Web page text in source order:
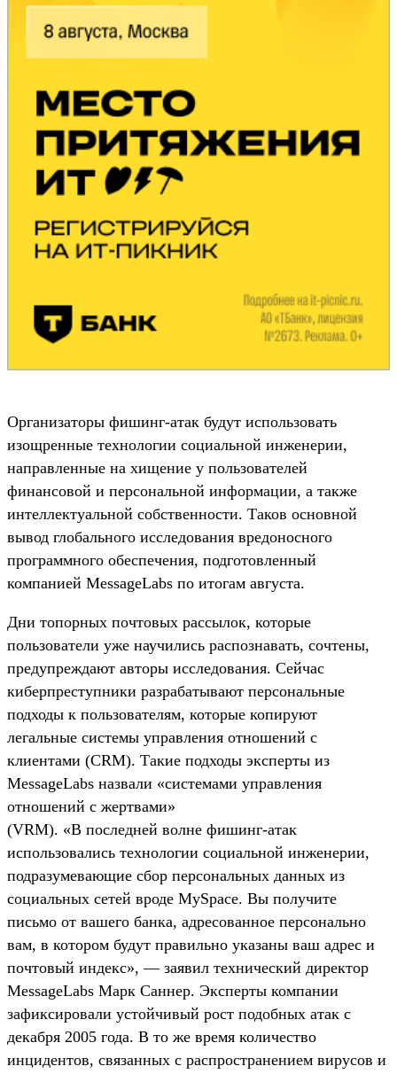
Организаторы фишинг-атак будут использовать
изощренные технологии социальной инженерии,
направленные на хищение у пользователей
финансовой и персональной информации, а также
интеллектуальной собственности. Таков основной
вывод глобального исследования вредоносного
программного обеспечения, подготовленный
компанией MessageLabs по итогам августа.
Дни топорных почтовых рассылок, которые
пользователи уже научились распознавать, сочтены,
предупреждают авторы исследования. Сейчас
киберпреступники разрабатывают персональные
подходы к пользователям, которые копируют
легальные системы управления отношений с
клиентами (CRM). Такие подходы эксперты из
MessageLabs назвали «системами управления
отношений с жертвами»
(VRM). «В последней волне фишинг-атак
использовались технологии социальной инженерии,
подразумевающие сбор персональных данных из
социальных сетей вроде MySpace. Вы получите
письмо от вашего банка, адресованное персонально
вам, в котором будут правильно указаны ваш адрес и
почтовый индекс», — заявил технический директор
MessageLabs Марк Саннер. Эксперты компании
зафиксировали устойчивый рост подобных атак с
декабря 2005 года. В то же время количество
инцидентов, связанных с распространением вирусов и